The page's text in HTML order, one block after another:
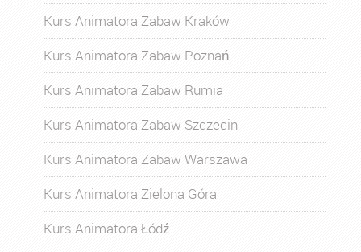
Kurs Animatora Zabaw Kraków
Kurs Animatora Zabaw Poznań
Kurs Animatora Zabaw Rumia
Kurs Animatora Zabaw Szczecin
Kurs Animatora Zabaw Warszawa
Kurs Animatora Zielona Góra
Kurs Animatora Łódź